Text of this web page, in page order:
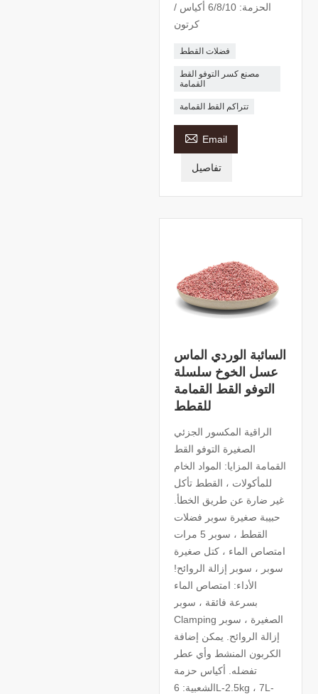
الحزمة: 6/8/10 أكياس /
كرتون
فضلات القطط
مصنع كسر التوفو القط
القمامة
تتراكم القط القمامة
 Email
تفاصيل
السائبة الوردي الماس
عسل الخوخ سلسلة
التوفو القط القمامة
للقطط
الراقية المكسور الجزئي
الصغيرة التوفو القط
القمامة المزايا: المواد الخام
للمأكولات ، القطط تأكل
غير ضارة عن طريق الخطأ.
حبيبة صغيرة سوبر فضلات
القطط ، سوبر 5 مرات
امتصاص الماء ، كتل صغيرة
سوبر ، سوبر إزالة الروائح!
الأداء: امتصاص الماء
بسرعة فائقة ، سوبر
Clamping الصغيرة ، سوبر
إزالة الروائح. يمكن إضافة
الكربون المنشط وأي عطر
تفضله. أكياس حزمة
الشعبية: 6L-2.5kg ، 7L-